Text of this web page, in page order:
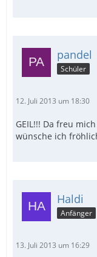
pandel
Schüler
12. Juli 2013 um 18:30
GEIL!!! Da freu
wünsche ich
Haldi
Anfänger
13. Juli 2013 um 16:29